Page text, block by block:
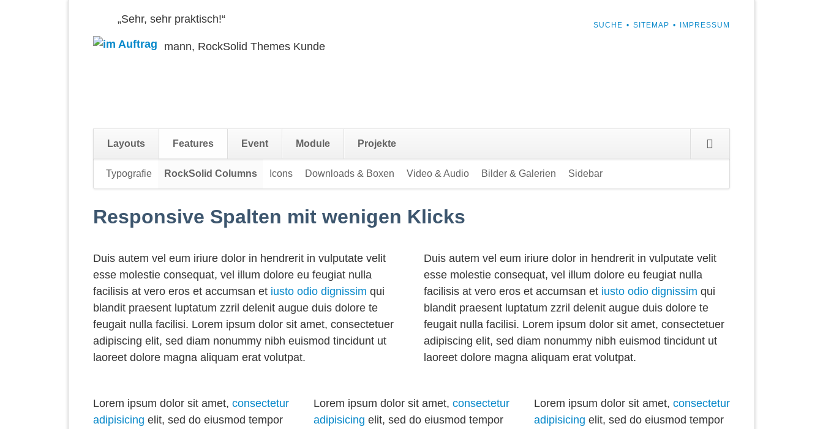
NAVIGATION
SUCHE SITEMAP IMPRESSUM
„Sehr, sehr praktisch!“
– Mathias Neumann, RockSolid Themes Kunde
überspringen
Layouts Features Event Module Projekte
überspringen
überspringen
Typografie RockSolid Columns Icons Downloads & Boxen Video & Audio Bilder & Galerien Sidebar
Responsive Spalten mit wenigen Klicks
Duis autem vel eum iriure dolor in hendrerit in vulputate velit
esse molestie consequat, vel illum dolore eu feugiat nulla
facilisis at vero eros et accumsan et iusto odio dignissim qui
blandit praesent luptatum zzril delenit augue duis dolore te
feugait nulla facilisi. Lorem ipsum dolor sit amet, consectetuer
adipiscing elit, sed diam nonummy nibh euismod tincidunt ut
laoreet dolore magna aliquam erat volutpat.
Duis autem vel eum iriure dolor in hendrerit in vulputate velit
esse molestie consequat, vel illum dolore eu feugiat nulla
facilisis at vero eros et accumsan et iusto odio dignissim qui
blandit praesent luptatum zzril delenit augue duis dolore te
feugait nulla facilisi. Lorem ipsum dolor sit amet, consectetuer
adipiscing elit, sed diam nonummy nibh euismod tincidunt ut
laoreet dolore magna aliquam erat volutpat.
Lorem ipsum dolor sit amet, consectetur
adipisicing elit, sed do eiusmod tempor
Lorem ipsum dolor sit amet, consectetur
adipisicing elit, sed do eiusmod tempor
Lorem ipsum dolor sit amet, consectetur
adipisicing elit, sed do eiusmod tempor